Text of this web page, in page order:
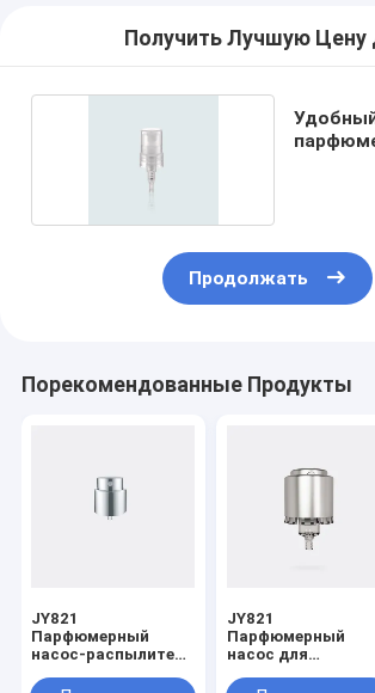
Получить Лучшую Цену
Продолжать
Порекомендованные Продукты
JY821
Парфюмерный
насос-распылитель
JY821
Парфюмерный
насос для